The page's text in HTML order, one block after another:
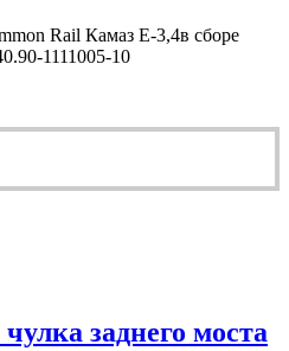
Rail Камаз Е-3,4в сборе
1111005-10
заднего моста